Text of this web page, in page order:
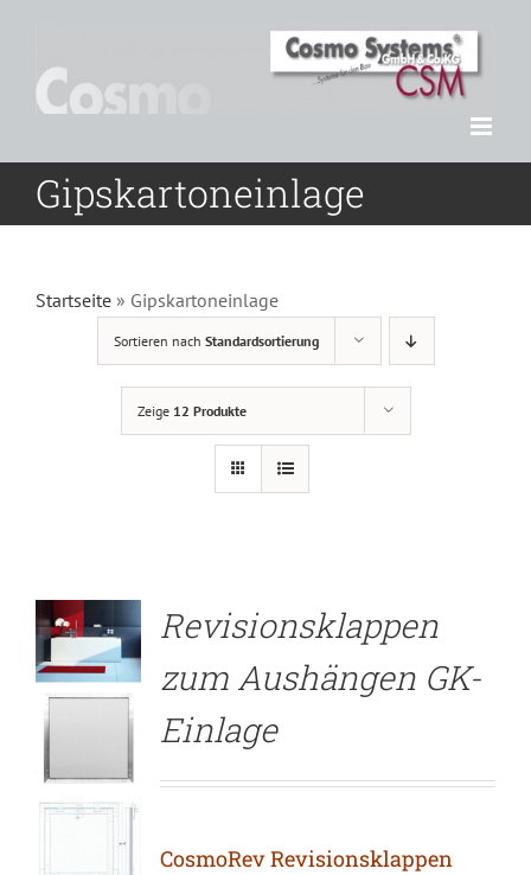
springen
Gipskartoneinlage
Startseite » Gipskartoneinlage
Sortieren nach Standardsortierung
Zeige 12 Produkte
Revisionsklappen
zum Aushängen GK-
Einlage
CosmoRev Revisionsklappen